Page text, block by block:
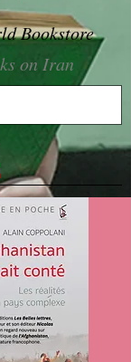
Bookstore
on Iran